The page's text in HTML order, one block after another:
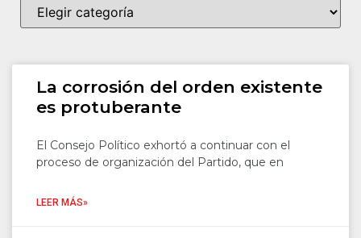
La corrosión del orden existente
es protuberante
El Consejo Político exhortó a continuar con el
proceso de organización del Partido, que en
LEER MÁS»